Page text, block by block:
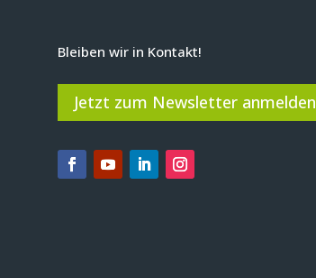
Bleiben wir in Kontakt!
Jetzt zum Newsletter anmelden